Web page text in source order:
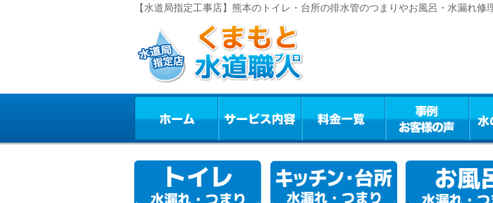
【水道局指定工事店】熊本のトイレ・台所の排水管のつまりやお風呂・水漏れ